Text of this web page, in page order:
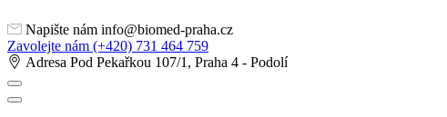
Napište nám info@biomed-praha.cz
Zavolejte nám (+420) 731 464 759
Adresa Pod Pekařkou 107/1, Praha 4 - Podolí